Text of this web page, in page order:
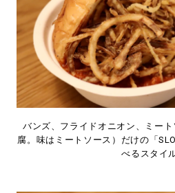
バンズ、フライドオニオン、ミー
腐。味はミートソース）だけの「
べるスタイル